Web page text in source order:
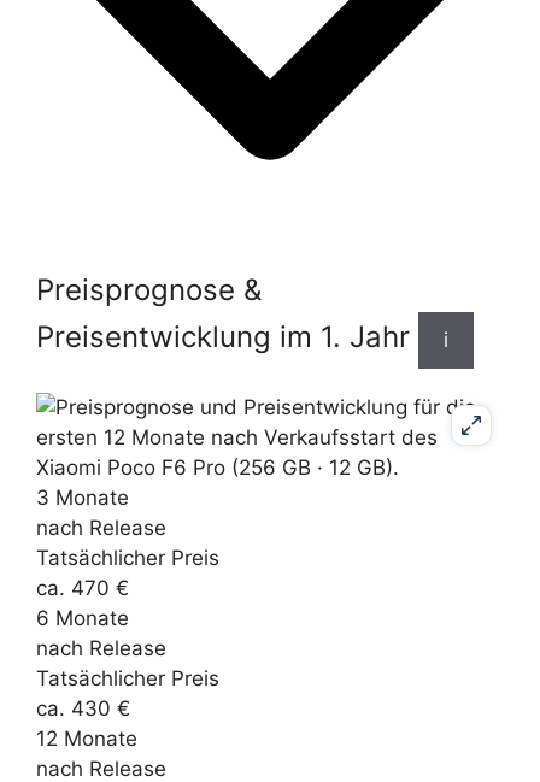
Preisprognose &
Preisentwicklung im 1. Jahr
i
3 Monate
nach Release
Tatsächlicher Preis
ca. 470 €
6 Monate
nach Release
Tatsächlicher Preis
ca. 430 €
12 Monate
nach Release